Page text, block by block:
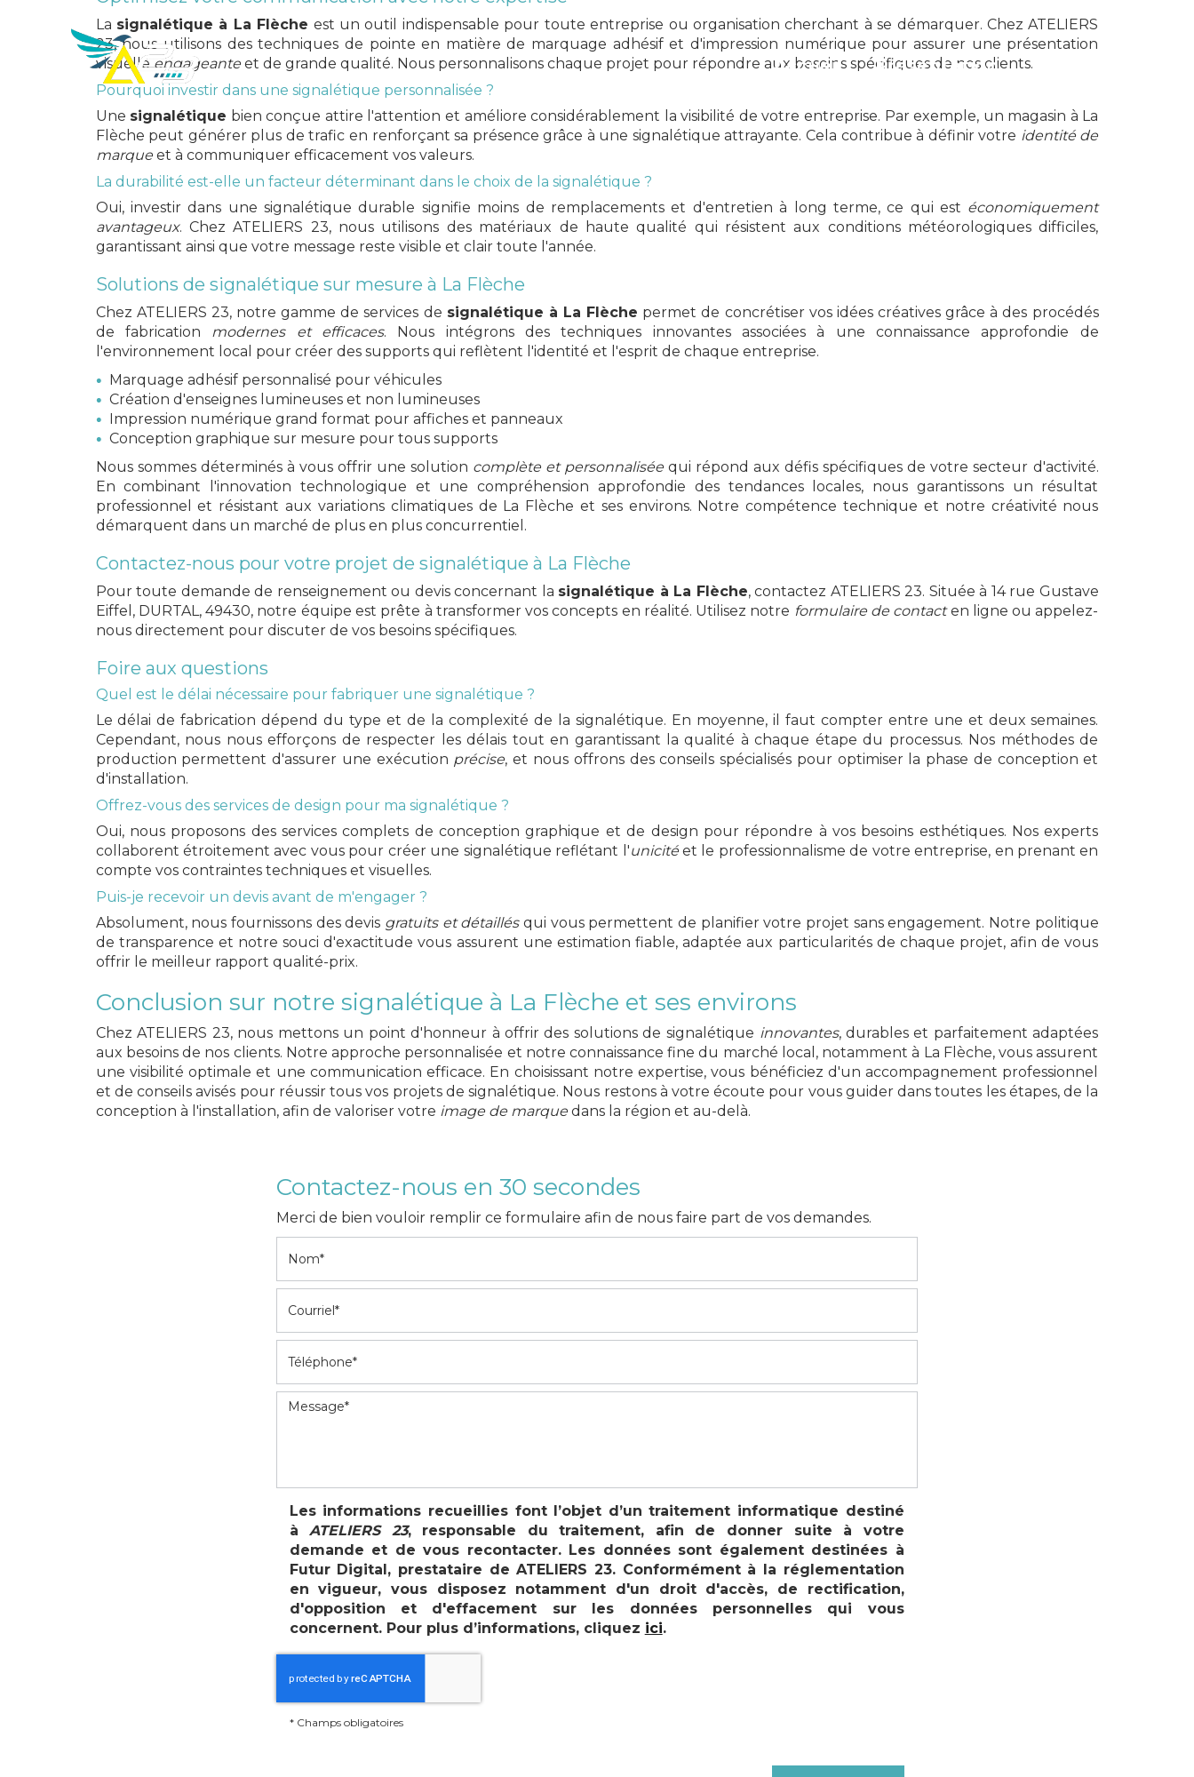
ATELIERS
23
Accueil Présentation
ATELIERS 23
Créateur de votre publicité
AFFICHER LE NUMÉRO
La signalétique à La Flèche est un outil indispensable pour toute entreprise ou organisation cherchant à se démarquer. Chez ATELIERS
23, nous utilisons des techniques de pointe en matière de marquage adhésif et d'impression numérique pour assurer une présentation
visuelleengageanteet de grande qualité. Nous personnalisons chaque projet pour répondre aux besoins spécifiques de nos clients.
Pourquoi investir dans une signalétique personnalisée ?
Une signalétique bien conçue attire l'attention et améliore considérablement la visibilité de votre entreprise. Par exemple, un magasin à La
Flèche peut générer plus de trafic en renforçant sa présence grâce à une signalétique attrayante. Cela contribue à définir votre identité de
marqueet à communiquer efficacement vos valeurs.
La durabilité est-elle un facteur déterminant dans le choix de la signalétique ?
Oui, investir dans une signalétique durable signifie moins de remplacements et d'entretien à long terme, ce qui est économiquement
avantageux. Chez ATELIERS 23, nous utilisons des matériaux de haute qualité qui résistent aux conditions météorologiques difficiles,
garantissant ainsi que votre message reste visible et clair toute l'année.
Solutions de signalétique sur mesure à La Flèche
Chez ATELIERS 23, notre gamme de services de signalétique à La Flèche permet de concrétiser vos idées créatives grâce à des procédés
de fabrication modernes et efficaces. Nous intégrons des techniques innovantes associées à une connaissance approfondie de
l'environnement local pour créer des supports qui reflètent l'identité et l'esprit de chaque entreprise.
Marquage adhésif personnalisé pour véhicules
Création d'enseignes lumineuses et non lumineuses
Impression numérique grand format pour affiches et panneaux
Conception graphique sur mesure pour tous supports
Nous sommes déterminés à vous offrir une solution complète et personnalisée qui répond aux défis spécifiques de votre secteur d'activité.
En combinant l'innovation technologique et une compréhension approfondie des tendances locales, nous garantissons un résultat
professionnel et résistant aux variations climatiques de La Flèche et ses environs. Notre compétence technique et notre créativité nous
démarquent dans un marché de plus en plus concurrentiel.
Contactez-nous pour votre projet de signalétique à La Flèche
Pour toute demande de renseignement ou devis concernant la signalétique à La Flèche, contactez ATELIERS 23. Située à 14 rue Gustave
Eiffel, DURTAL, 49430, notre équipe est prête à transformer vos concepts en réalité. Utilisez notre formulaire de contacten ligne ou appelez-
nous directement pour discuter de vos besoins spécifiques.
Foire aux questions
Quel est le délai nécessaire pour fabriquer une signalétique ?
Le délai de fabrication dépend du type et de la complexité de la signalétique. En moyenne, il faut compter entre une et deux semaines.
Cependant, nous nous efforçons de respecter les délais tout en garantissant la qualité à chaque étape du processus. Nos méthodes de
production permettent d'assurer une exécution précise, et nous offrons des conseils spécialisés pour optimiser la phase de conception et
d'installation.
Offrez-vous des services de design pour ma signalétique ?
Oui, nous proposons des services complets de conception graphique et de design pour répondre à vos besoins esthétiques. Nos experts
collaborent étroitement avec vous pour créer une signalétique reflétant l'unicitéet le professionnalisme de votre entreprise, en prenant en
compte vos contraintes techniques et visuelles.
Puis-je recevoir un devis avant de m'engager ?
Absolument, nous fournissons des devis gratuits et détaillésqui vous permettent de planifier votre projet sans engagement. Notre politique
de transparence et notre souci d'exactitude vous assurent une estimation fiable, adaptée aux particularités de chaque projet, afin de vous
offrir le meilleur rapport qualité-prix.
Conclusion sur notre signalétique à La Flèche et ses environs
Chez ATELIERS 23, nous mettons un point d'honneur à offrir des solutions de signalétique innovantes, durables et parfaitement adaptées
aux besoins de nos clients. Notre approche personnalisée et notre connaissance fine du marché local, notamment à La Flèche, vous assurent
une visibilité optimale et une communication efficace. En choisissant notre expertise, vous bénéficiez d'un accompagnement professionnel
et de conseils avisés pour réussir tous vos projets de signalétique. Nous restons à votre écoute pour vous guider dans toutes les étapes, de la
conception à l'installation, afin de valoriser votre image de marquedans la région et au-delà.
Contactez-nous en 30 secondes
Merci de bien vouloir remplir ce formulaire afin de nous faire part de vos demandes.
Les informations recueillies font l’objet d’un traitement informatique destiné
à ATELIERS 23, responsable du traitement, afin de donner suite à votre
demande et de vous recontacter. Les données sont également destinées à
Futur Digital, prestataire de ATELIERS 23. Conformément à la réglementation
en vigueur, vous disposez notamment d'un droit d'accès, de rectification,
d'opposition et d'effacement sur les données personnelles qui vous
concernent. Pour plus d’informations, cliquez ici.
* Champs obligatoires